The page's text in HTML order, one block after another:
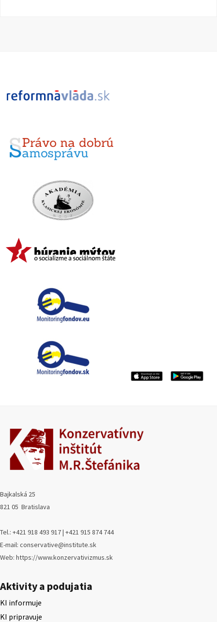
Bajkalská 25
821 05 Bratislava
Tel.: +421 918 493 917 | +421 915 874 744
E-mail: conservative@institute.sk
Web: https://www.konzervativizmus.sk
Aktivity a podujatia
KI informuje
KI pripravuje